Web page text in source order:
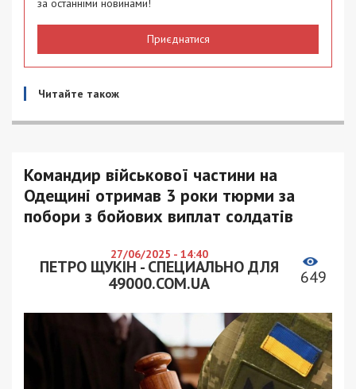
за останніми новинами!
Приєднатися
Читайте також
Командир військової частини на
Одещині отримав 3 роки тюрми за
побори з бойових виплат солдатів
27/06/2025 - 14:40
ПЕТРО ЩУКІН - СПЕЦИАЛЬНО ДЛЯ
49000.COM.UA
649